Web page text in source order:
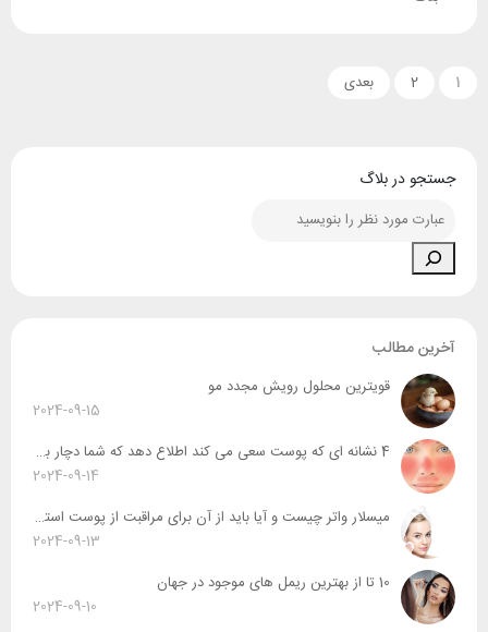
1
2 بعدی
جستجو در بلاگ
آخرین مطالب
قویترین محلول رویش مجدد مو
2024-09-15
4 نشانه ای که پوست سعی می کند اطلاع دهد که شما دچار بیماری روزاسه شدید
2024-09-14
میسلار واتر چیست و آیا باید از آن برای مراقبت از پوست استفاده کرد ؟
2024-09-13
10 تا از بهترین ریمل های موجود در جهان
2024-09-10